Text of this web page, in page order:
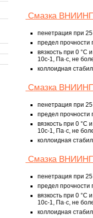
Смазка
пенетрация при
предел прочности
вязкость при 0 °С
10с-1, Па·с, не
коллоидная
Смазка
пенетрация при
предел прочности
вязкость при 0 °С
10с-1, Па·с, не
коллоидная
Смазка
пенетрация при
предел прочности
вязкость при 0 °С
10с-1, Па·с, не
коллоидная